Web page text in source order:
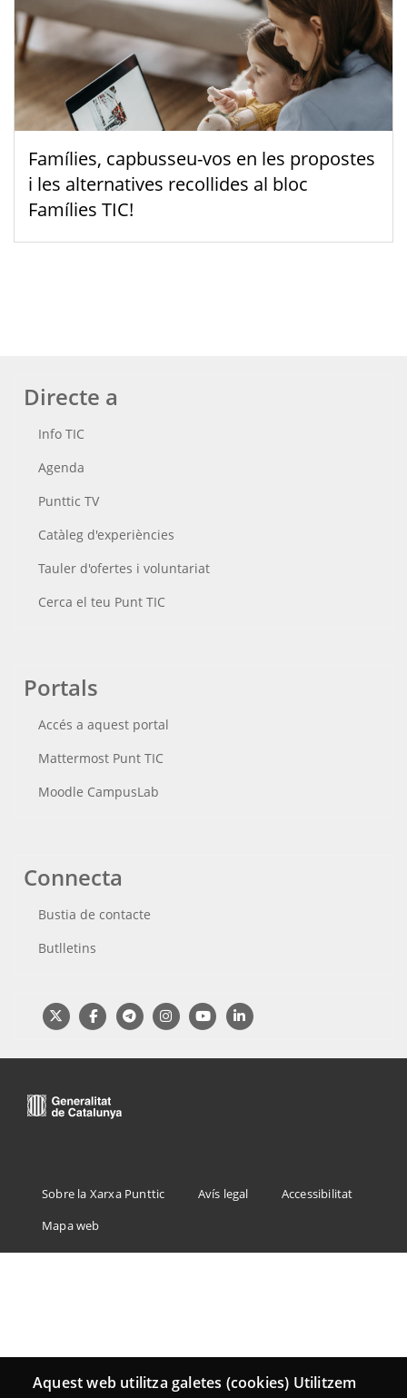
Famílies, capbusseu-vos en les propostes
i les alternatives recollides al bloc
Famílies TIC!
Directe a
Info TIC
Agenda
Punttic TV
Catàleg d'experiències
Tauler d'ofertes i voluntariat
Cerca el teu Punt TIC
Portals
Accés a aquest portal
Mattermost Punt TIC
Moodle CampusLab
Connecta
Bustia de contacte
Butlletins
Aquest web utilitza galetes (cookies) Utilitzem
Menu
Footer
Sobre la Xarxa Punttic Avís legal
Accessibilitat
Mapa web